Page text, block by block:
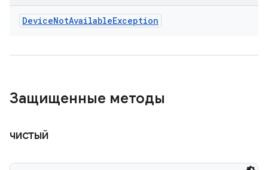
DeviceNotAvailableException
Защищенные методы
чистый